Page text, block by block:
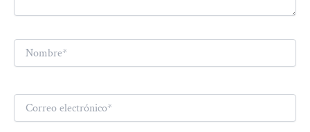
Nombre*
Correo
electrónico*